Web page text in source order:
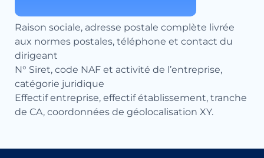
Raison sociale, adresse postale complète livrée
aux normes postales, téléphone et contact du
dirigeant
N° Siret, code NAF et activité de l’entreprise,
catégorie juridique
Effectif entreprise, effectif établissement, tranche
de CA, coordonnées de géolocalisation XY.